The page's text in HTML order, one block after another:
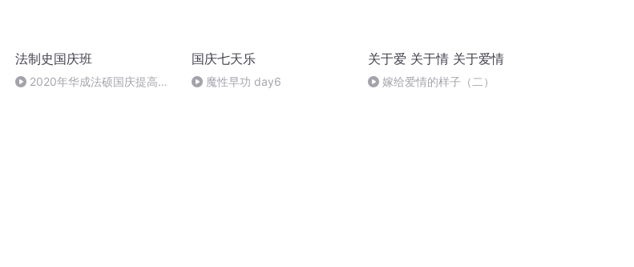
法制史国庆班
2020年华成法硕国庆提高班
国庆七天乐
魔性早功 day6
关于爱 关于情 关于爱情
嫁给爱情的样子（二）